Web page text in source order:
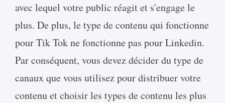
avec lequel votre public réagit et s'engage le
plus. De plus, le type de contenu qui fonctionne
pour Tik Tok ne fonctionne pas pour Linkedin.
Par conséquent, vous devez décider du type de
canaux que vous utilisez pour distribuer votre
contenu et choisir les types de contenu les plus